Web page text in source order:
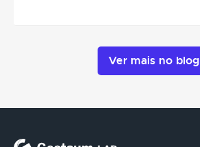
Ver mais no blog